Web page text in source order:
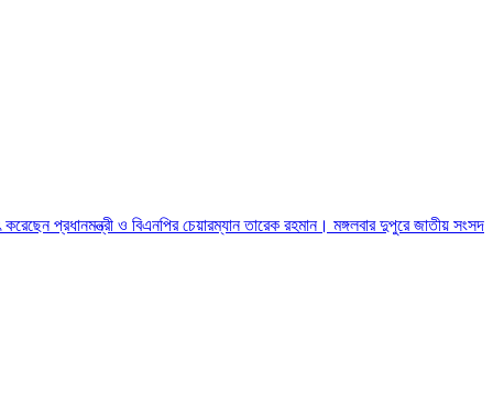
প্রধানমন্ত্রী ও বিএনপির চেয়ারম্যান তারেক রহমান। মঙ্গলবার দুপুরে জাতীয় সংসদ